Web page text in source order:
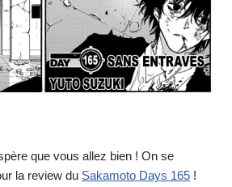
que vous allez bien ! On se
la review du Sakamoto Days 165 !